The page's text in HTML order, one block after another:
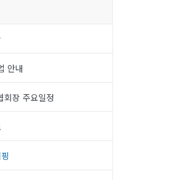
안내
회장 주요일정